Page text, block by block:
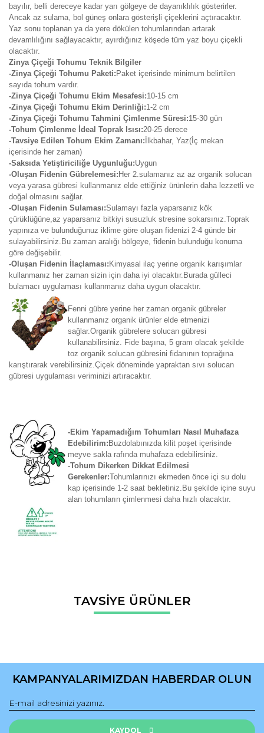
bayılır, belli dereceye kadar yarı gölgeye de dayanıklılık gösterirler.
Ancak az sulama, bol güneş onlara gösterişli çiçeklerini açtıracaktır.
Yaz sonu toplanan ya da yere dökülen tohumlarından artarak
devamlılığını sağlayacaktır, ayırdığınız köşede tüm yaz boyu çiçekli
olacaktır.
Zinya Çiçeği Tohumu Teknik Bilgiler
-Zinya Çiçeği Tohumu Paketi: Paket içerisinde minimum belirtilen
sayıda tohum vardır.
-Zinya Çiçeği Tohumu Ekim Mesafesi:10-15 cm
-Zinya Çiçeği Tohumu Ekim Derinliği:1-2 cm
-Zinya Çiçeği Tohumu Tahmini Çimlenme Süresi:15-30 gün
-Tohum Çimlenme İdeal Toprak Isısı:20-25 derece
-Tavsiye Edilen Tohum Ekim Zamanı: İlkbahar, Yaz(İç mekan
içerisinde her zaman)
-Saksıda Yetiştiriciliğe Uygunluğu:Uygun
-Oluşan Fidenin Gübrelemesi: Her 2.sulamanız az az organik solucan
veya yarasa gübresi kullanmanız elde ettiğiniz ürünlerin daha lezzetli ve
doğal olmasını sağlar.
-Oluşan Fidenin Sulaması:Sulamayı fazla yaparsanız kök
çürüklüğüne,az yaparsanız bitkiyi susuzluk stresine sokarsınız.Toprak
yapınıza ve bulunduğunuz iklime göre oluşan fidenizi 2-4 günde bir
sulayabilirsiniz.Bu zaman aralığı bölgeye, fidenin bulunduğu konuma
göre değişebilir.
-Oluşan Fidenin İlaçlaması: Kimyasal ilaç yerine organik karışımlar
kullanmanız her zaman sizin için daha iyi olacaktır.Burada gülleci
bulamacı uygulaması kullanmanız daha uygun olacaktır.
Fenni gübre yerine her zaman organik gübreler
kullanmanız organik ürünler elde etmenizi
sağlar.Organik gübrelere solucan gübresi
kullanabilirsiniz. Fide başına, 5 gram olacak şekilde
toz organik solucan gübresini fidanının toprağına
karıştırarak verebilirsiniz.Çiçek döneminde yapraktan sıvı solucan
gübresi uygulaması veriminizi artıracaktır.
-Ekim Yapamadığım Tohumları Nasıl Muhafaza
Edebilirim: Buzdolabınızda kilit poşet içerisinde
meyve sakla rafında muhafaza edebilirsiniz.
-Tohum Dikerken Dikkat Edilmesi
Gerekenler:Tohumlarınızı ekmeden önce içi su dolu
kap içerisinde 1-2 saat bekletiniz.Bu şekilde içine suyu
alan tohumların çimlenmesi daha hızlı olacaktır.
Bu ürüne ilk yorumu siz yapın!
Bu ürünün fiyat bilgisi, resim, ürün açıklamalarında ve diğer
konularda yetersiz gördüğünüz noktaları öneri formunu
Ürün açıklamasında eksik bilgiler bulunuyor.
Ürün fiyatı diğer sitelerden daha pahalı.
Bu ürüne benzer farklı alternatifler olmalı.
TAVSİYE ÜRÜNLER
KAMPANYALARIMIZDAN HABERDAR OLUN
KAYDOL